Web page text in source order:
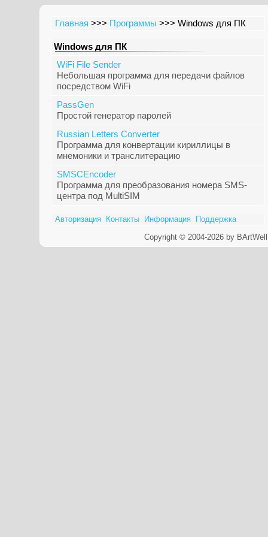
Главная >>> Программы >>> Windows для ПК
Windows для ПК
WiFi File Sender
Небольшая программа для передачи файлов
посредством WiFi
PassGen
Простой генератор паролей
Russian Letters Converter
Программа для конвертации кириллицы в
мнемоники и транслитерацию
SMSCEncoder
Программа для преобразования номера SMS-
центра под MultiSIM
Авторизация Контакты Информация
Поддержка
Copyright © 2004-2026 by BArtWell